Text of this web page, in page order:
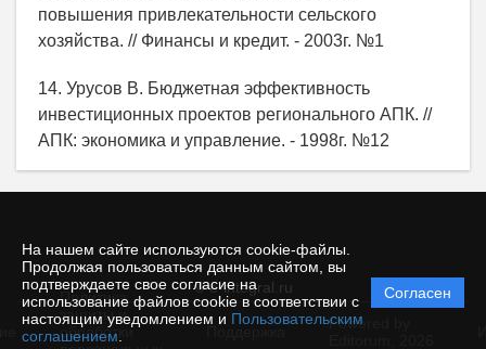
На нашем сайте используются cookie-файлы.
Продолжая пользоваться данным сайтом, вы
подтверждаете свое согласие на
использование файлов cookie в соответствии с
настоящим уведомлением и Пользовательским
соглашением
Согласен
повышения привлекательности сельского
хозяйства. // Финансы и кредит. - 2003г. №1
14. Урусов В. Бюджетная эффективность
инвестиционных проектов регионального АПК. //
АПК: экономика и управление. - 1998г. №12
© e-integral.ru
Политика
защиты и
обработки
Powered by